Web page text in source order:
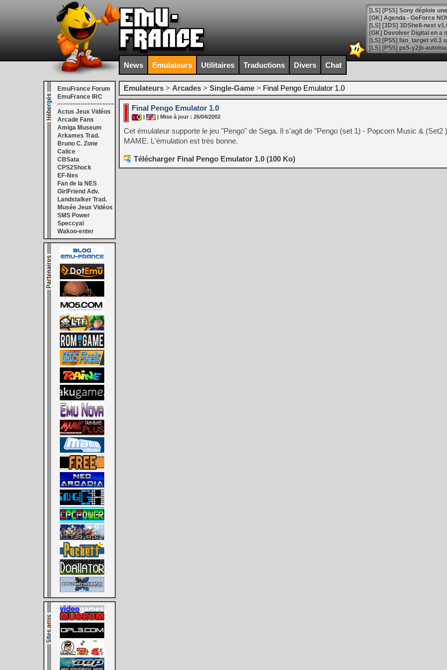
[GK] Agenda - GeForce
[GK] Devolver Digital en a
[LS] [PS5] ps5-y2jb-
[GK] Pourquoi Marvel
[GK] Test : Restory : Chill
[GK] GTA 6 : Rockstar
[GK] Hot Wheels Infinite
[GK] Mémoire cash -
[GK] Résultats Nintendo :
[GK] Déjà des
[Mo5] Brickboy cherche à
[GK] Minecraft et ses «
[GK] Beast of
[GK] Ubisoft : fin de partie
[GK] Mémoire cash -
[GK] Dan Houser (GTA)
[GK] Comment EA Sports
[GK] Crimson Moon : un
[GK] Isle of Reveries : le
[GK] Moonlighter 2 : The
[GK] Capcom relance
[Mo5] Deux inédits du
[GK] Le beat'em up The
[GK] Endless Legend 2 :
[LS] [PS5] Le WebKit
[GK] Oubliez Crazy Taxi,
[LS] [Switch] NSZ 5.0.0
[GK] No More Room in
News Emulateurs Utilitaires Traductions Divers Chat
EmuFrance Forum
EmuFrance IRC
===================
Actus Jeux Vidéos
Arcade Fans
Amiga Museum
Arkames Trad.
Bruno C. Zone
Calice
CBSata
CPS2Shock
EF-Nes
Fan de la NES
GirlFriend Adv.
Landstalker Trad.
Musée Jeux Vidéos
SMS Power
Speccyal
Wakoo-enter
Emulateurs > Arcades > Single-Game > Final Pengo Emulator 1.0
Final Pengo Emulator 1.0
| | Mise à jour : 26/04/2002
Cet émulateur supporte le jeu "Pengo" de Sega. Il s'agit de "Pengo (set 1) - Popcorn Music & (Set2
MAME. L'émulation est très bonne.
Télécharger Final Pengo Emulator 1.0 (100 Ko)